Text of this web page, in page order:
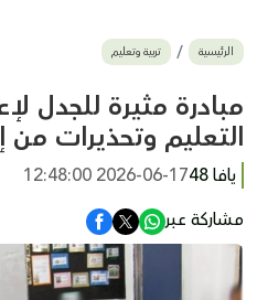
بيع وشراء
أخبار القدس
وفيات
المزيد
ارسل
الرئيسية تربية وتعليم
مبادرة مثيرة للجدل
التعليم وتحذيرات
يافا 48
2026-06-17 12:48:00
مشاركة عبر